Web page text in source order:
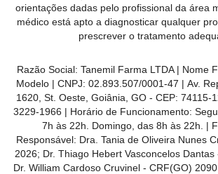
orientações dadas pelo profissional da área
médico está apto a diagnosticar qualquer
prescrever o tratamento
Razão Social: Tanemil Farma LTDA | Nome
Modelo | CNPJ: 02.893.507/0001-47 | Av.
1620, St. Oeste, Goiânia, GO - CEP: 74115-
3229-1966 | Horário de Funcionamento:
7h às 22h. Domingo, das 8h às 22h. |
Responsável: Dra. Tania de Oliveira Nunes
2026; Dr. Thiago Hebert Vasconcelos Dantas
Dr. William Cardoso Cruvinel - CRF(GO)